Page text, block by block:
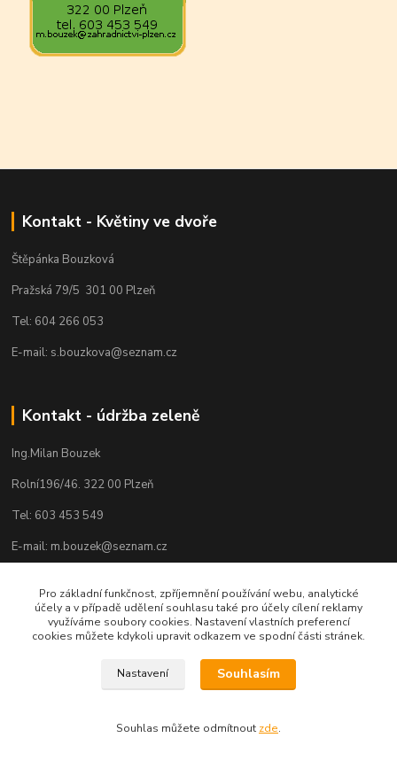
Kontakt - Květiny ve dvoře
Štěpánka Bouzková
Pražská 79/5 301 00 Plzeň
Tel: 604 266 053
E-mail: s.bouzkova@seznam.cz
Kontakt - údržba zeleně
Ing.Milan Bouzek
Rolní196/46. 322 00 Plzeň
Tel: 603 453 549
E-mail: m.bouzek@seznam.cz
Pro základní funkčnost, zpříjemnění používání webu, analytické
účely a v případě udělení souhlasu také pro účely cílení reklamy
využíváme soubory cookies. Nastavení vlastních preferencí
cookies můžete kdykoli upravit odkazem ve spodní části stránek.
Nastavení Souhlasím
Souhlas můžete odmítnout zde.